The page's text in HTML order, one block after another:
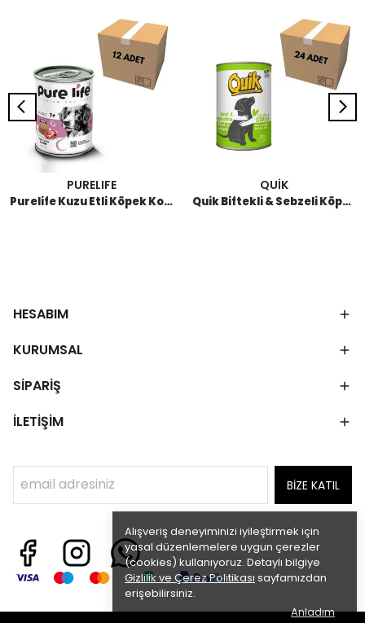
Alışveriş deneyiminizi iyileştirmek için
yasal düzenlemelere uygun çerezler
(cookies) kullanıyoruz. Detaylı bilgiye
Gizlilik ve Çerez Politikası sayfamızdan
erişebilirsiniz.
Anladım
PURELIFE
Purelife Kuzu Etli Köpek Konservesi 400 GR (12 Adet)
QUİK
Quik Biftekli & Sebzeli Köpek Konserve 415 GR (24 Adet)
HESABIM
KURUMSAL
SİPARİŞ
İLETİŞİM
BİZE KATIL